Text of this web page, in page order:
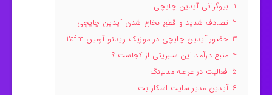
1 بیوگرافی آیدین چایچی
2 تصادف شدید و قطع نخاع شدن آیدین چایچی
3 حضور آیدین چایچی در موزیک ویدئو آرمین 2afm
4 منبع درآمد این سلبریتی از کجاست ؟
5 فعالیت در عرصه مدلینگ
6 آیدین مدیر سایت اسکار بت